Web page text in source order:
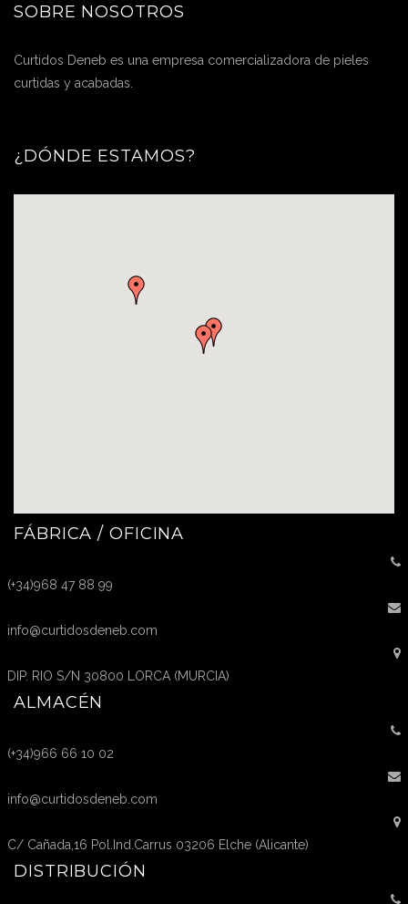
SOBRE NOSOTROS
Curtidos Deneb es una empresa comercializadora de pieles
curtidas y acabadas.
¿DÓNDE ESTAMOS?
FÁBRICA / OFICINA
(+34)968 47 88 99
info@curtidosdeneb.com
DIP. RIO S/N 30800 LORCA (MURCIA)
ALMACÉN
(+34)966 66 10 02
info@curtidosdeneb.com
C/ Cañada,16 Pol.Ind.Carrus 03206 Elche (Alicante)
DISTRIBUCIÓN